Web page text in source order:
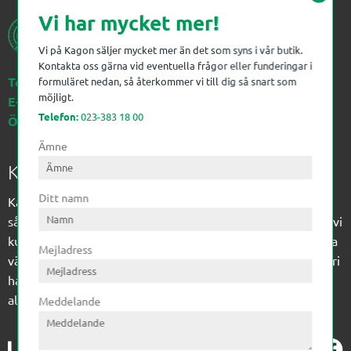
Telefon:023-383 18 00
E-post:kagon@kagon.se
Öppettider:Måndag-Fredag, 07-16
Kagon AB
Kagon har sedan 1972 levererat kompetens till
sågverksindustrin och övrig industri. Till träindustrin tillför vi
kunskap med optimeringslösningar från timmerplanen hela
vägen fram till paketering/emballering och till övrig industri
har vi ett komplement sortiment av teknikprodukter med
allt ifrån slangtillverkning till transmission och lager.
Vi har mycket mer!
Vi på Kagon säljer mycket mer än det som syns i vår butik.
Kontakta oss gärna vid eventuella frågor eller funderingar i
formuläret nedan, så återkommer vi till dig så snart som
möjligt.
Telefon:023-383 18 00
Ämne
Ditt namn
Mejladress
Meddelande